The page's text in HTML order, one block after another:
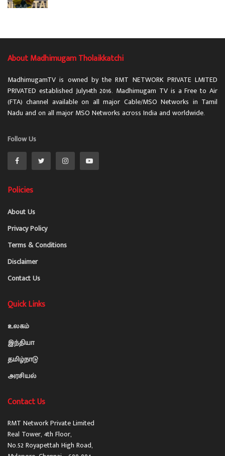
About Madhimugam Tholaikkatchi
MadhimugamTV is owned by the RMT NETWORK PRIVATE LMITED
PRIVATED established July14th 2016. Madhimugam TV is a Free to Air
(FTA) channel available on all major Cable/MSO Networks in Tamil
Nadu and on all major MSO Networks across India and worldwide.
Follow Us
Policies
About Us
Privacy Policy
Terms & Conditions
Disclaimer
Contact Us
Quick Links
உலகம்
இந்தியா
தமிழ்நாடு
அரசியல்
Contact Us
RMT Network Private Limited
Real Tower, 4th Floor,
No.52 Royapettah High Road,